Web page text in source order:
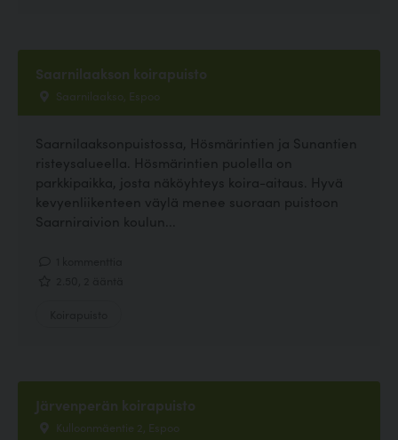
Saarnilaakson koirapuisto
Saarnilaakso, Espoo
Saarnilaaksonpuistossa, Hösmärintien ja Sunantien
risteysalueella. Hösmärintien puolella on
parkkipaikka, josta näköyhteys koira-aitaus. Hyvä
kevyenliikenteen väylä menee suoraan puistoon
Saarniraivion koulun...
Järvenperän koirapuisto
Kulloonmäentie 2, Espoo